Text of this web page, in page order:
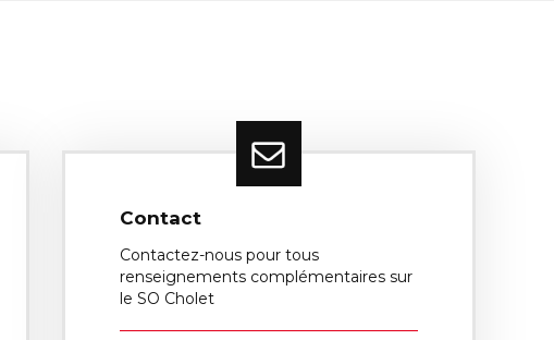
Contact
Contactez-nous pour tous
renseignements complémentaires sur
le SO Cholet